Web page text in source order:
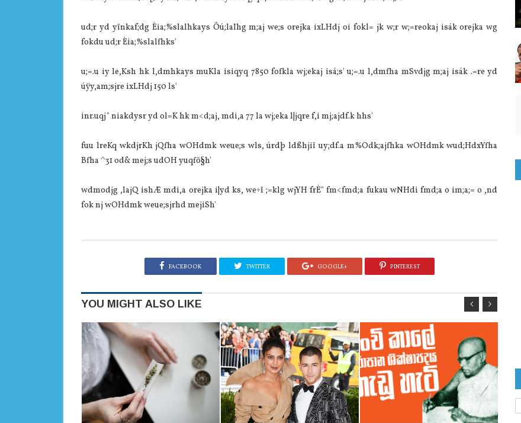
ud;r yd yïnkaf;dg Èia‌;%sla‌lhkays Ôú;la‍Ihg m;aj we;s orejka ixLHdj oi fokl= jk w;r w;=reokaj isák orejka wg
fokdu ud;r Èia‌;%sla‌lfhks'
u;=.u iy le,Ksh hk l,dmhkays muKla‌ isiqyq 7850 fofkla‌ wj;ekaj isá;s' u;=.u l,dmfha mSvdjg m;aj isák .=re yd
úÿy,am;sjre ixLHdj 150 ls'
inr.uqj" nia‌kdysr yd ol=K hk m<d;aj, mdi,a 77 la‌ wj;eka l|jqre f,i mj;ajdf.k hhs'
fuu lreKq wkdjrKh jQfha wOHdmk weue;s wls, úrdþ ldßhjiï uy;df.a m%Odk;ajfhka wOHdmk wud;HdxYfha
Bfha ^31 od& mej;s udOH yuqfõ§h'
wdmodjg ,la‌jQ ishÆ mdi,a orejka i|yd ks, we÷ï ;=klg wjYH frÈ" fm<fmd;a fukau wNHdi fmd;a o im;a;= o ,nd
fok nj wOHdmk weue;sjrhd mejiSh'
FACEBOOK TWITTER GOOGLE+ PINTEREST
YOU MIGHT ALSO LIKE